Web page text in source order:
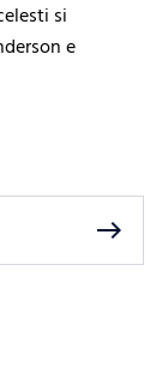
si
e
east